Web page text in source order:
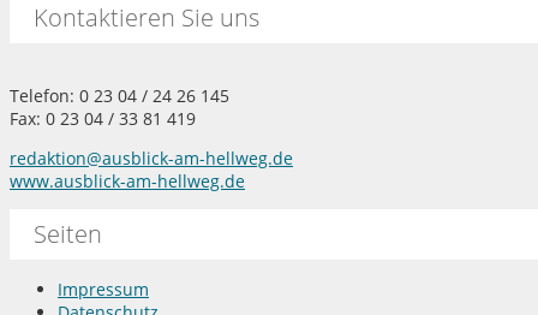
Kontaktieren Sie uns
Telefon: 0 23 04 / 24 26 145
Fax: 0 23 04 / 33 81 419
redaktion@ausblick-am-hellweg.de
www.ausblick-am-hellweg.de
Seiten
Impressum